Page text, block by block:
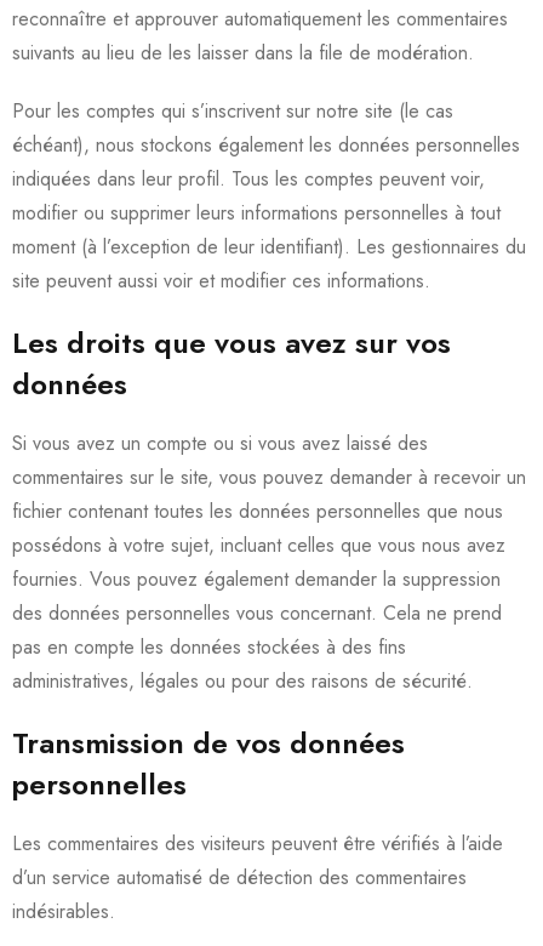
reconnaître et approuver automatiquement les commentaires
suivants au lieu de les laisser dans la file de modération.
Pour les comptes qui s’inscrivent sur notre site (le cas
échéant), nous stockons également les données personnelles
indiquées dans leur profil. Tous les comptes peuvent voir,
modifier ou supprimer leurs informations personnelles à tout
moment (à l’exception de leur identifiant). Les gestionnaires du
site peuvent aussi voir et modifier ces informations.
Les droits que vous avez sur vos
données
Si vous avez un compte ou si vous avez laissé des
commentaires sur le site, vous pouvez demander à recevoir un
fichier contenant toutes les données personnelles que nous
possédons à votre sujet, incluant celles que vous nous avez
fournies. Vous pouvez également demander la suppression
des données personnelles vous concernant. Cela ne prend
pas en compte les données stockées à des fins
administratives, légales ou pour des raisons de sécurité.
Transmission de vos données
personnelles
Les commentaires des visiteurs peuvent être vérifiés à l’aide
d’un service automatisé de détection des commentaires
indésirables.